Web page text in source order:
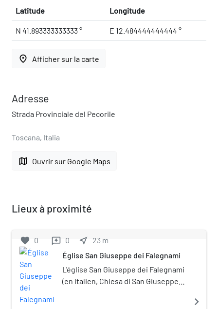
Latitude Longitude
N 41.893333333333 ° E 12.484444444444 °
place Afficher sur la carte
Adresse
Strada Provinciale del Pecorile
Toscana, Italia
map Ouvrir sur Google Maps
Lieux à proximité
favorite 0 reviews 0 near_me 23 m
Église San Giuseppe dei Falegnami
L'église San Giuseppe dei Falegnami
(en italien, Chiesa di San Giuseppe
navigate_next